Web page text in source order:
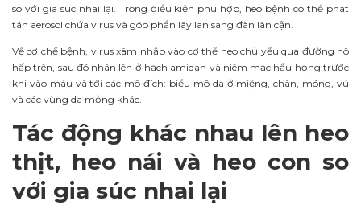
so với gia súc nhai lại. Trong điều kiện phù hợp, heo bệnh có thể phát
tán aerosol chứa virus và góp phần lây lan sang đàn lân cận.
Về cơ chế bệnh, virus xâm nhập vào cơ thể heo chủ yếu qua đường hô
hấp trên, sau đó nhân lên ở hạch amidan và niêm mạc hầu họng trước
khi vào máu và tới các mô đích: biểu mô da ở miệng, chân, móng, vú
và các vùng da mỏng khác.
Tác động khác nhau lên heo
thịt, heo nái và heo con so
với gia súc nhai lại